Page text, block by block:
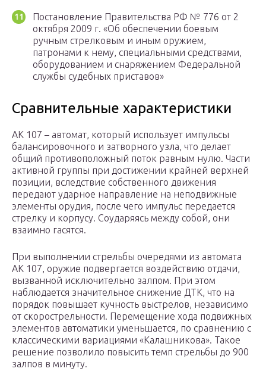
Постановление Правительства РФ № 776 от 2
октября 2009 г. «Об обеспечении боевым
ручным стрелковым и иным оружием,
патронами к нему, специальными средствами,
оборудованием и снаряжением Федеральной
службы судебных приставов»
Сравнительные характеристики
АК 107 – автомат, который использует импульсы
балансировочного и затворного узла, что делает
общий противоположный поток равным нулю. Части
активной группы при достижении крайней верхней
позиции, вследствие собственного движения
передают ударное направление на неподвижные
элементы орудия, после чего импульс передается
стрелку и корпусу. Соударяясь между собой, они
взаимно гасятся.
При выполнении стрельбы очередями из автомата
АК 107, оружие подвергается воздействию отдачи,
вызванной исключительно залпом. При этом
наблюдается значительное снижение ДТК, что на
порядок повышает кучность выстрелов, независимо
от скорострельности. Перемещение хода подвижных
элементов автоматики уменьшается, по сравнению с
классическими вариациями «Калашникова». Такое
решение позволило повысить темп стрельбы до 900
залпов в минуту.